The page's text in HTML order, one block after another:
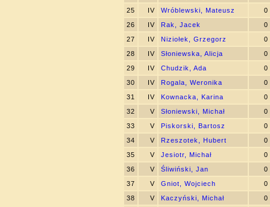
25
IV Wróblewski, Mateusz
0
26
IV Rak, Jacek
0
27
IV Niziołek, Grzegorz
0
28
IV Słoniewska, Alicja
0
29
IV Chudzik, Ada
0
30
IV Rogala, Weronika
0
31
IV Kownacka, Karina
0
32
V Słoniewski, Michał
0
33
V Piskorski, Bartosz
0
34
V Rzeszotek, Hubert
0
35
V Jesiotr, Michał
0
36
V Śliwiński, Jan
0
37
V Gniot, Wojciech
0
38
V Kaczyński, Michał
0